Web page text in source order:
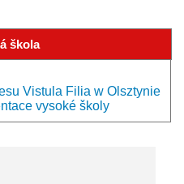
škola
Vistula Filia w Olsztynie
vysoké školy